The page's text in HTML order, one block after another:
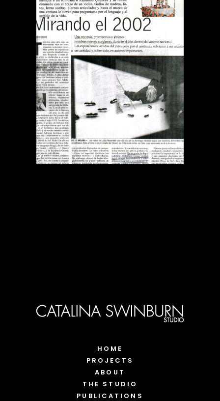
DIARIO EL MERCURIO
MIRANDO EL 2002
Publications
HOME
PROJECTS
ABOUT
THE STUDIO
PUBLICATIONS